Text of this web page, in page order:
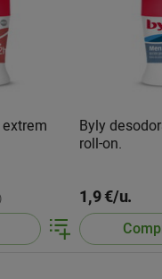
Byly
roll-on.
1,9 €/u.